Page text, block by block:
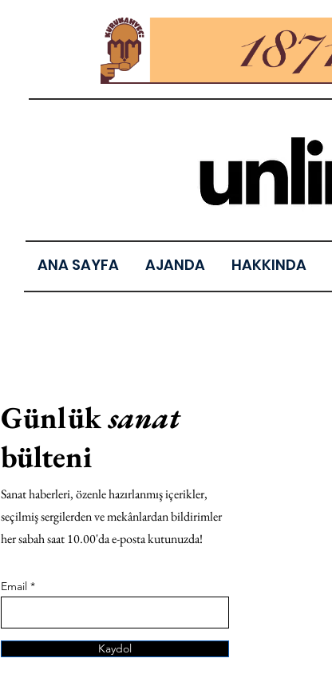
ANA SAYFA AJANDA HAKKINDA
Günlüksanat
bülteni
Sanat haberleri, özenle hazırlanmış içerikler,
seçilmiş sergilerden ve mekânlardan bildirimler
her sabah saat 10.00'da e-posta kutunuzda!
Email
Kaydol